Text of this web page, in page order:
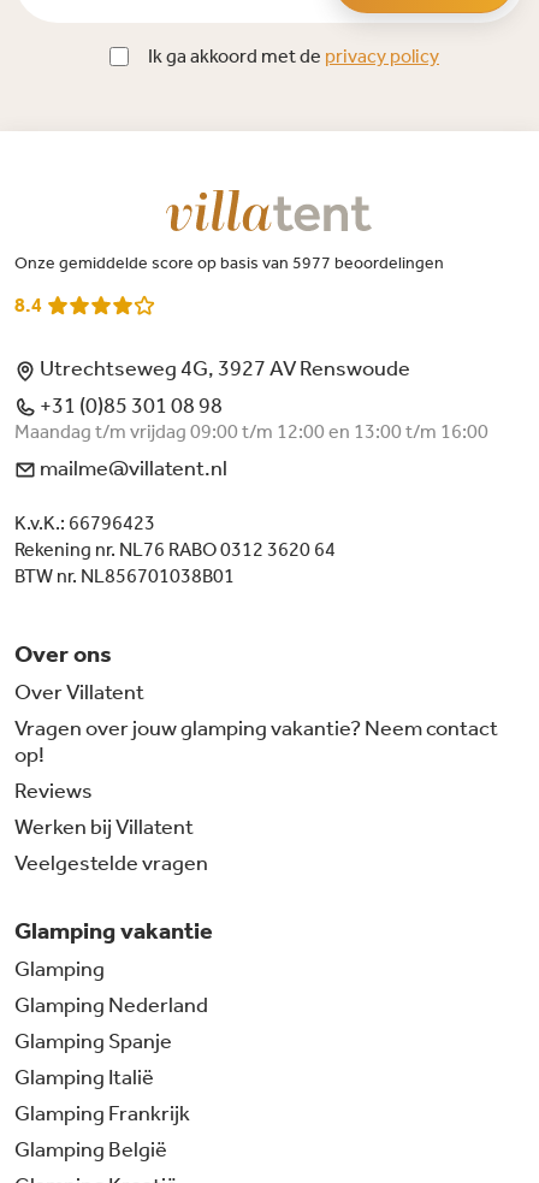
Ik ga akkoord met de privacy policy
Onze gemiddelde score op basis van 5977 beoordelingen
8.4
Utrechtseweg 4G, 3927 AV Renswoude
+31 (0)85 301 08 98
Maandag t/m vrijdag 09:00 t/m 12:00 en 13:00 t/m 16:00
mailme@villatent.nl
K.v.K.: 66796423
Rekening nr. NL76 RABO 0312 3620 64
BTW nr. NL856701038B01
Over ons
Over Villatent
Vragen over jouw glamping vakantie? Neem contact
op!
Reviews
Werken bij Villatent
Veelgestelde vragen
Glamping vakantie
Glamping
Glamping Nederland
Glamping Spanje
Glamping Italië
Glamping Frankrijk
Glamping België